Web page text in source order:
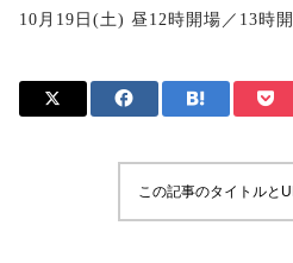
10月19日(土) 昼12時開場／13時
この記事のタイトルと